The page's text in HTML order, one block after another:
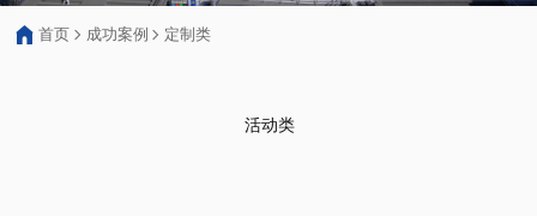
首页 成功案例 定制类
活动类